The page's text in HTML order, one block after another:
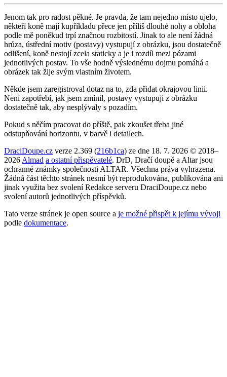
Jenom tak pro radost pěkné. Je pravda, že tam nejedno místo ujelo,
někteří koně mají kupříkladu přece jen příliš dlouhé nohy a obloha
podle mě poněkud trpí značnou rozbitostí. Jinak to ale není žádná
hrůza, ústřední motiv (postavy) vystupují z obrázku, jsou dostatečně
odlišení, koně nestojí zcela staticky a je i rozdíl mezi pózami
jednotlivých postav. To vše hodně výslednému dojmu pomáhá a
obrázek tak žije svým vlastním životem.
Někde jsem zaregistroval dotaz na to, zda přidat okrajovou linii.
Není zapotřebí, jak jsem zmínil, postavy vystupují z obrázku
dostatečně tak, aby nesplývaly s pozadím.
Pokud s něčím pracovat do příště, pak zkoušet třeba jiné
odstupňování horizontu, v barvě i detailech.
DraciDoupe.cz verze 2.369 (216b1ca) ze dne 18. 7. 2026 © 2018–
2026 Almad a ostatní přispěvatelé. DrD, Dračí doupě a Altar jsou
ochranné známky společnosti ALTAR. Všechna práva vyhrazena.
Žádná část těchto stránek nesmí být reprodukována, publikována ani
jinak využita bez svolení Redakce serveru DraciDoupe.cz nebo
svolení autorů jednotlivých příspěvků.
Tato verze stránek je open source a je možné přispět k jejímu vývoji
podle dokumentace.